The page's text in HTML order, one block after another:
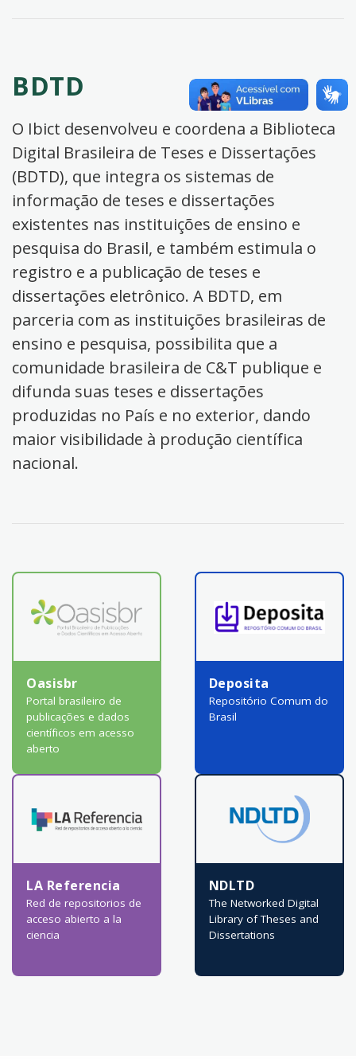
BDTD
O Ibict desenvolveu e coordena a Biblioteca
Digital Brasileira de Teses e Dissertações
(BDTD), que integra os sistemas de
informação de teses e dissertações
existentes nas instituições de ensino e
pesquisa do Brasil, e também estimula o
registro e a publicação de teses e
dissertações eletrônico. A BDTD, em
parceria com as instituições brasileiras de
ensino e pesquisa, possibilita que a
comunidade brasileira de C&T publique e
difunda suas teses e dissertações
produzidas no País e no exterior, dando
maior visibilidade à produção científica
nacional.
Oasisbr
Portal brasileiro de
publicações e dados
científicos em acesso
aberto
Deposita
Repositório Comum do
Brasil
LA Referencia
Red de repositorios de
acceso abierto a la
ciencia
NDLTD
The Networked Digital
Library of Theses and
Dissertations